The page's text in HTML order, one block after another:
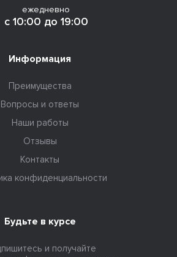
ежедневно
с 10:00 до 19:00
Информация
Преимущества
Вопросы и ответы
Наши работы
Отзывы
Контакты
конфиденциальности
Будьте в курсе
и получайте